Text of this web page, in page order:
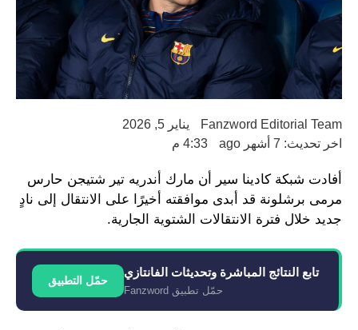
Fanzword Editorial Team
يناير 5, 2026
اخر تحديث: 7 أشهر ago
4:33 م
أفادت شبكة كادينا سير أن مارك أندريه تير شتيجن حارس
مرمى برشلونة قد أبدى موافقته أخيرًا على الانتقال إلى نادٍ
جديد خلال فترة الانتقالات الشتوية الجارية.
تابع النتائج المباشرة وتحديثات الفانتازي
حمّل تطبيق Fanzword
حمّل التطبيق